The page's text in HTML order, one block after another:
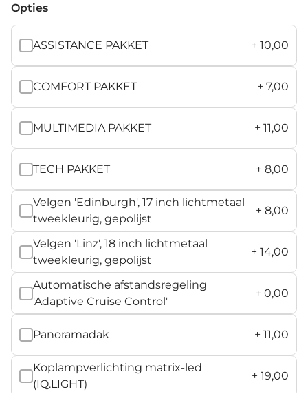
White
unilak
Blue
metallicmetallicmetallicmetallicmetallic
Opties
ASSISTANCE PAKKET + 10,00
COMFORT PAKKET + 7,00
MULTIMEDIA PAKKET + 11,00
TECH PAKKET + 8,00
Velgen 'Edinburgh', 17 inch lichtmetaal
tweekleurig, gepolijst
+ 8,00
Velgen 'Linz', 18 inch lichtmetaal
tweekleurig, gepolijst
+ 14,00
Automatische afstandsregeling
'Adaptive Cruise Control'
+ 0,00
Panoramadak + 11,00
Koplampverlichting matrix-led
(IQ.LIGHT)
+ 19,00